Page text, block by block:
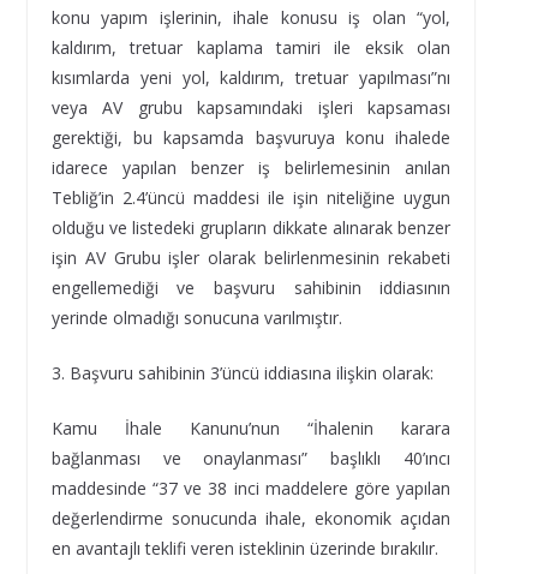
konu yapım işlerinin, ihale konusu iş olan “yol,
kaldırım, tretuar kaplama tamiri ile eksik olan
kısımlarda yeni yol, kaldırım, tretuar yapılması”nı
veya AV grubu kapsamındaki işleri kapsaması
gerektiği, bu kapsamda başvuruya konu ihalede
idarece yapılan benzer iş belirlemesinin anılan
Tebliğ’in 2.4’üncü maddesi ile işin niteliğine uygun
olduğu ve listedeki grupların dikkate alınarak benzer
işin AV Grubu işler olarak belirlenmesinin rekabeti
engellemediği ve başvuru sahibinin iddiasının
yerinde olmadığı sonucuna varılmıştır.
3. Başvuru sahibinin 3’üncü iddiasına ilişkin olarak:
Kamu İhale Kanunu’nun “İhalenin karara
bağlanması ve onaylanması” başlıklı 40’ıncı
maddesinde “37 ve 38 inci maddelere göre yapılan
değerlendirme sonucunda ihale, ekonomik açıdan
en avantajlı teklifi veren isteklinin üzerinde bırakılır.